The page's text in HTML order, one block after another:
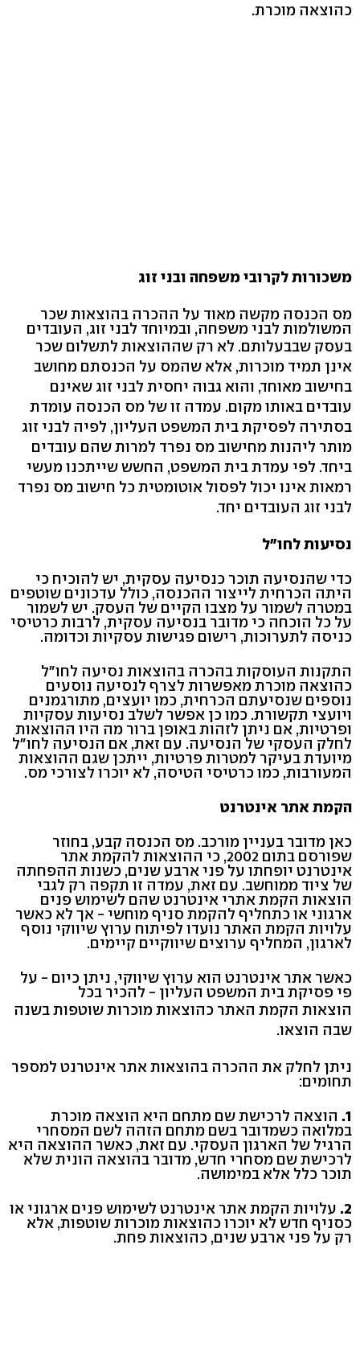
כהוצאה מוכרת.
משכורות לקרובי משפחה ובני זוג
מס הכנסה מקשה מאוד על ההכרה בהוצאות שכר
המשולמות לבני משפחה, ובמיוחד לבני זוג, העובדים
בעסק שבבעלותם. לא רק שההוצאות לתשלום שכר
אינן תמיד מוכרות, אלא שהמס על הכנסתם מחושב
בחישוב מאוחד, והוא גבוה יחסית לבני זוג שאינם
עובדים באותו מקום. עמדה זו של מס הכנסה עומדת
בסתירה לפסיקת בית המשפט העליון, לפיה לבני זוג
מותר ליהנות מחישוב מס נפרד למרות שהם עובדים
ביחד. לפי עמדת בית המשפט, החשש שייתכנו מעשי
רמאות אינו יכול לפסול אוטומטית כל חישוב מס נפרד
לבני זוג העובדים יחד.
נסיעות לחו"ל
כדי שהנסיעה תוכר כנסיעה עסקית, יש להוכיח כי
היתה הכרחית לייצור ההכנסה, כולל עדכונים שוטפים
במטרה לשמור על מצבו הקיים של העסק. יש לשמור
על כל הוכחה כי מדובר בנסיעה עסקית, לרבות כרטיסי
כניסה לתערוכות, רישום פגישות עסקיות וכדומה.
התקנות העוסקות בהכרה בהוצאות נסיעה לחו"ל
כהוצאה מוכרת מאפשרות לצרף לנסיעה נוסעים
נוספים שנסיעתם הכרחית, כמו יועצים, מתורגמנים
ויועצי תקשורת. כמו כן אפשר לשלב נסיעות עסקיות
ופרטיות, אם ניתן לזהות באופן ברור מה היו ההוצאות
לחלק העסקי של הנסיעה. עם זאת, אם הנסיעה לחו"ל
מיועדת בעיקר למטרות פרטיות, ייתכן שגם ההוצאות
המעורבות, כמו כרטיסי הטיסה, לא יוכרו לצורכי מס.
הקמת אתר אינטרנט
כאן מדובר בעניין מורכב. מס הכנסה קבע, בחוזר
שפורסם בתום 2002, כי ההוצאות להקמת אתר
אינטרנט יופחתו על פני ארבע שנים, כשנות ההפחתה
של ציוד ממוחשב. עם זאת, עמדה זו תקפה רק לגבי
הוצאות הקמת אתרי אינטרנט שהם לשימוש פנים
ארגוני או כתחליף להקמת סניף מוחשי - אך לא כאשר
עלויות הקמת האתר נועדו לפיתוח ערוץ שיווקי נוסף
לארגון, המחליף ערוצים שיווקיים קיימים.
כאשר אתר אינטרנט הוא ערוץ שיווקי, ניתן כיום - על
פי פסיקת בית המשפט העליון - להכיר בכל
הוצאות הקמת האתר כהוצאות מוכרות שוטפות בשנה
שבה הוצאו.
ניתן לחלק את ההכרה בהוצאות אתר אינטרנט למספר
תחומים:
1. הוצאה לרכישת שם מתחם היא הוצאה מוכרת
במלואה כשמדובר בשם מתחם הזהה לשם המסחרי
הרגיל של הארגון העסקי. עם זאת, כאשר ההוצאה היא
לרכישת שם מסחרי חדש, מדובר בהוצאה הונית שלא
תוכר כלל אלא במימושה.
2. עלויות הקמת אתר אינטרנט לשימוש פנים ארגוני או
כסניף חדש לא יוכרו כהוצאות מוכרות שוטפות, אלא
רק על פני ארבע שנים, כהוצאות פחת.